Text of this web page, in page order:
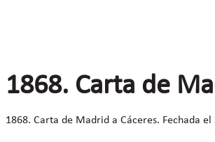
1868. Carta de
1868. Carta de Madrid a Cáceres. Fechada